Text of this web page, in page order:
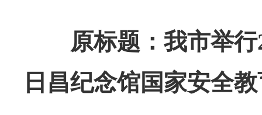
原标题：我市举行
日昌纪念馆国家安全